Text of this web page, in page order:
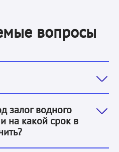
вопросы
микрозаймов под
залог водного
на какой срок в
водного транспорта в